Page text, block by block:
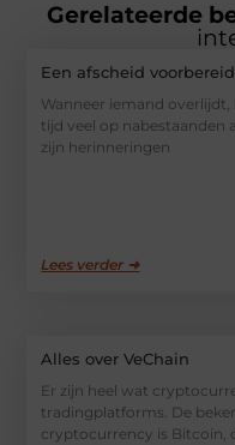
Gerelateerde
Een afscheid
Wanneer iemand
tijd veel op nabestaanden
zijn herinneringen
Lees verder ➜
Alles over VeChain
Er zijn heel wat
tradingplatforms. De
cryptocurrency is Bitcoin,